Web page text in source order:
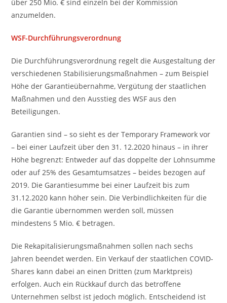
über 250 Mio. € sind einzeln bei der Kommission
anzumelden.
WSF-Durchführungsverordnung
Die Durchführungsverordnung regelt die Ausgestaltung der
verschiedenen Stabilisierungsmaßnahmen – zum Beispiel
Höhe der Garantieübernahme, Vergütung der staatlichen
Maßnahmen und den Ausstieg des WSF aus den
Beteiligungen.
Garantien sind – so sieht es der Temporary Framework vor
– bei einer Laufzeit über den 31. 12.2020 hinaus – in ihrer
Höhe begrenzt: Entweder auf das doppelte der Lohnsumme
oder auf 25% des Gesamtumsatzes – beides bezogen auf
2019. Die Garantiesumme bei einer Laufzeit bis zum
31.12.2020 kann höher sein. Die Verbindlichkeiten für die
die Garantie übernommen werden soll, müssen
mindestens 5 Mio. € betragen.
Die Rekapitalisierungsmaßnahmen sollen nach sechs
Jahren beendet werden. Ein Verkauf der staatlichen COVID-
Shares kann dabei an einen Dritten (zum Marktpreis)
erfolgen. Auch ein Rückkauf durch das betroffene
Unternehmen selbst ist jedoch möglich. Entscheidend ist